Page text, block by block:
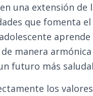
una extensión de
que fomenta el
manera
futuro más
los